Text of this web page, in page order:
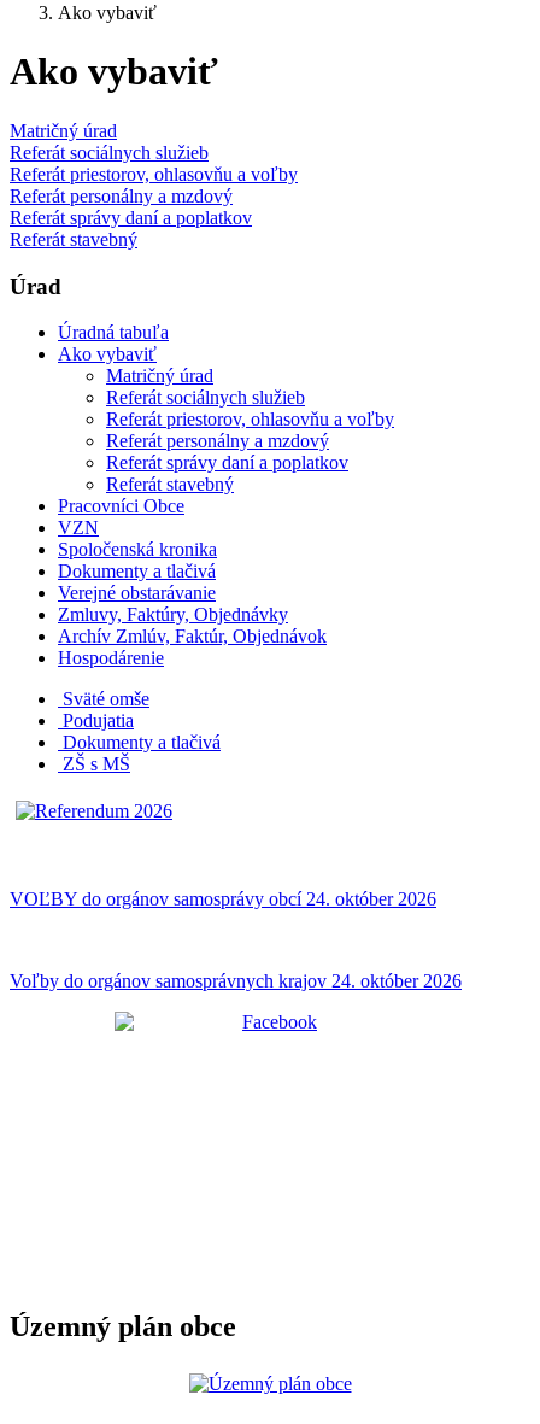
Ako vybaviť
Ako vybaviť
Matričný úrad
Referát sociálnych služieb
Referát priestorov, ohlasovňu a voľby
Referát personálny a mzdový
Referát správy daní a poplatkov
Referát stavebný
Úrad
Úradná tabuľa
Ako vybaviť
Matričný úrad
Referát sociálnych služieb
Referát priestorov, ohlasovňu a voľby
Referát personálny a mzdový
Referát správy daní a poplatkov
Referát stavebný
Pracovníci Obce
VZN
Spoločenská kronika
Dokumenty a tlačivá
Verejné obstarávanie
Zmluvy, Faktúry, Objednávky
Archív Zmlúv, Faktúr, Objednávok
Hospodárenie
Sväté omše
Podujatia
Dokumenty a tlačivá
ZŠ s MŠ
VOĽBY do orgánov samosprávy obcí 24. október 2026
Voľby do orgánov samosprávnych krajov 24. október 2026
Územný plán obce